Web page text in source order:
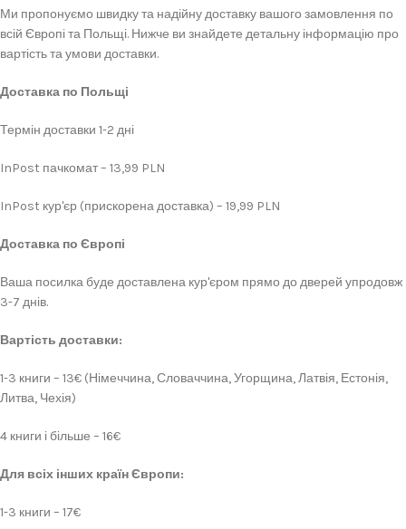
Ми пропонуємо швидку та надійну доставку вашого замовлення по
всій Європі та Польщі. Нижче ви знайдете детальну інформацію про
вартість та умови доставки.
Доставка по Польщі
Термін доставки 1-2 дні
InPost пачкомат – 13,99 PLN
InPost кур'єр (прискорена доставка) – 19,99 PLN
Доставка по Європі
Ваша посилка буде доставлена кур'єром прямо до дверей упродовж
3-7 днів.
Вартість доставки:
1-3 книги – 13€ (Німеччина, Словаччина, Угорщина, Латвія, Естонія,
Литва, Чехія)
4 книги і більше – 16€
Для всіх інших країн Європи:
1-3 книги – 17€